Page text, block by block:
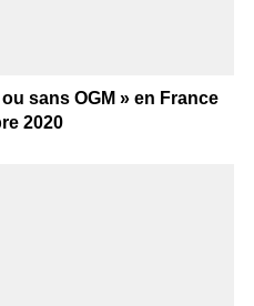
sans OGM » en France
2020